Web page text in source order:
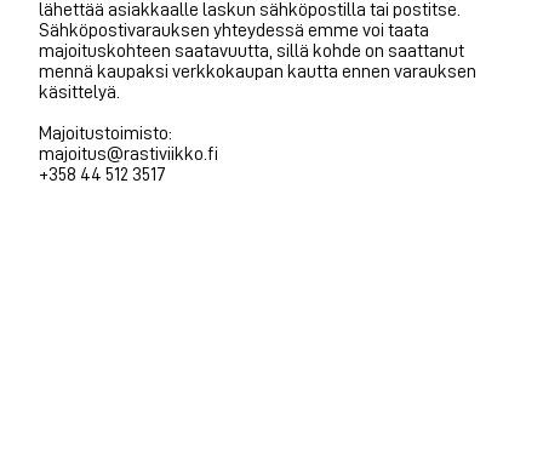
lähettää asiakkaalle laskun sähköpostilla tai postitse.
Sähköpostivarauksen yhteydessä emme voi taata
majoituskohteen saatavuutta, sillä kohde on saattanut
mennä kaupaksi verkkokaupan kautta ennen varauksen
käsittelyä.
Majoitustoimisto:
majoitus@rastiviikko.fi
+358 44 512 3517